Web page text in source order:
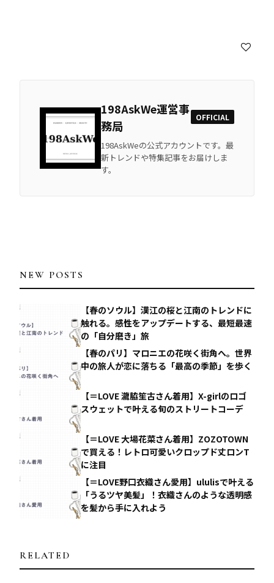
198AskWe運営事
務局
OFFICIAL
198AskWeの公式アカウントです。最
新トレンドや特集記事をお届けしま
す。
NEW POSTS
【春のソウル】漢江の桜と江南のトレンドに
触れる。感性をアップデートする、最短最速
の「自分磨き」旅
【春のパリ】マロニエの花咲く街角へ。世界
中の旅人が恋に落ちる「最高の季節」を歩く
【＝LOVE 瀧脇笙古さん着用】X-girlのロゴ
スウェットで叶える旬のストリートコーデ
【＝LOVE 大場花菜さん着用】ZOZOTOWN
で買える！レトロ可愛いクロップド丈ロンT
に注目
【＝LOVE野口衣織さん愛用】ululisで叶える
「うるツヤ美髪」！衣織さんのような透明感
を髪から手に入れよう
RELATED